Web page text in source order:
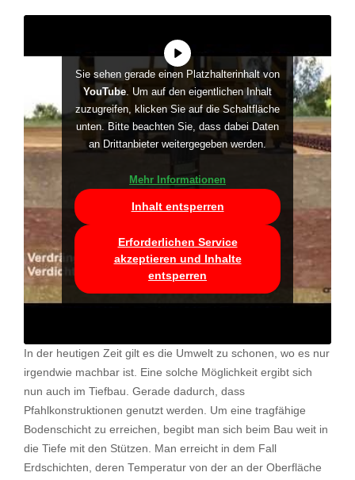
Sie sehen gerade einen Platzhalterinhalt von
YouTube. Um auf den eigentlichen Inhalt
zuzugreifen, klicken Sie auf die Schaltfläche
unten. Bitte beachten Sie, dass dabei Daten
an Drittanbieter weitergegeben werden.
Mehr Informationen
Inhalt entsperren
Erforderlichen Service
akzeptieren und Inhalte
entsperren
In der heutigen Zeit gilt es die Umwelt zu schonen, wo es nur
irgendwie machbar ist. Eine solche Möglichkeit ergibt sich
nun auch im Tiefbau. Gerade dadurch, dass
Pfahlkonstruktionen genutzt werden. Um eine tragfähige
Bodenschicht zu erreichen, begibt man sich beim Bau weit in
die Tiefe mit den Stützen. Man erreicht in dem Fall
Erdschichten, deren Temperatur von der an der Oberfläche